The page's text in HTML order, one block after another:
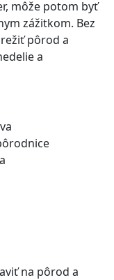
môže potom byť
zážitkom. Bez
pôrod a
a
na pôrod a